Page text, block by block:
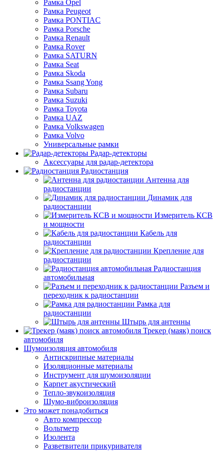
Рамка Opel
Рамка Peugeot
Рамка PONTIAC
Рамка Porsche
Рамка Renault
Рамка Rover
Рамка SATURN
Рамка Seat
Рамка Skoda
Рамка Ssang Yong
Рамка Subaru
Рамка Suzuki
Рамка Toyota
Рамка UAZ
Рамка Volkswagen
Рамка Volvo
Универсальные рамки
Радар-детекторы
Аксессуары для радар-детектора
Радиостанция
Антенна для
радиостанции
Динамик для
радиостанции
Измеритель КСВ
и мощности
Кабель для
радиостанции
Крепление для
радиостанции
Радиостанция
автомобильная
Разъем и
переходник к радиостанции
Рамка для
радиостанции
Штырь для антенны
Трекер (маяк) поиск
автомобиля
Шумоизоляция автомобиля
Антискрипные материалы
Изоляционные материалы
Инструмент для шумоизоляции
Карпет акустический
Тепло-звукоизоляция
Шумо-виброизоляция
Это может понадобиться
Авто компрессор
Вольтметр
Изолента
Разветвители прикуривателя